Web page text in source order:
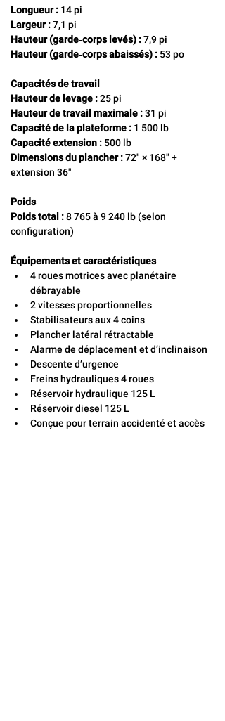
Longueur : 14 pi
Largeur : 7,1 pi
Hauteur (garde‑corps levés) : 7,9 pi
Hauteur (garde‑corps abaissés) : 53 po
Capacités de travail
Hauteur de levage : 25 pi
Hauteur de travail maximale : 31 pi
Capacité de la plateforme : 1 500 lb
Capacité extension : 500 lb
Dimensions du plancher : 72" × 168" +
extension 36"
Poids
Poids total : 8 765 à 9 240 lb (selon
configuration)
Équipements et caractéristiques
4 roues motrices avec planétaire
débrayable
2 vitesses proportionnelles
Stabilisateurs aux 4 coins
Plancher latéral rétractable
Alarme de déplacement et d’inclinaison
Descente d’urgence
Freins hydrauliques 4 roues
Réservoir hydraulique 125 L
Réservoir diesel 125 L
Conçue pour terrain accidenté et accès
difficile